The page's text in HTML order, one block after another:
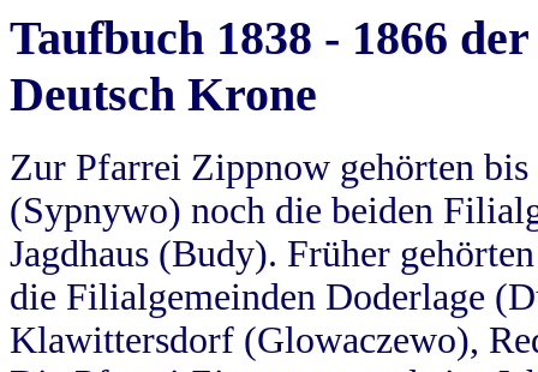
Taufbuch 1838 - 1866
Deutsch Krone
Zur Pfarrei Zippnow gehörten
(Sypnywo) noch die beiden
Jagdhaus (Budy). Früher
die Filialgemeinden Doderlage
Klawittersdorf (Glowaczewo),